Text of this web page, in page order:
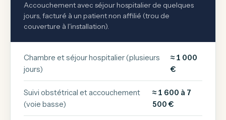
Accouchement avec séjour hospitalier de quelques
jours, facturé à un patient non affilié (trou de
couverture à l'installation).
Chambre et séjour hospitalier (plusieurs
jours)
≈ 1 000
€
Suivi obstétrical et accouchement
(voie basse)
≈ 1 600 à 7
500 €